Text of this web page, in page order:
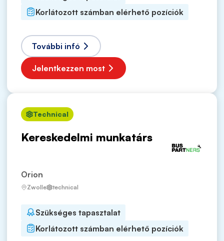
Korlátozott számban elérhető pozíciók
További infó
Jelentkezzen most
Technical
Kereskedelmi munkatárs
Orion
Zwolle technical
Szükséges tapasztalat
Korlátozott számban elérhető pozíciók